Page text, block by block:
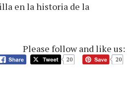
en la historia de la
Please follow and like us:
20 20